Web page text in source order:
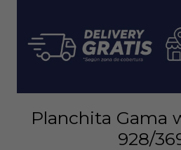
Planchita Gama
928/